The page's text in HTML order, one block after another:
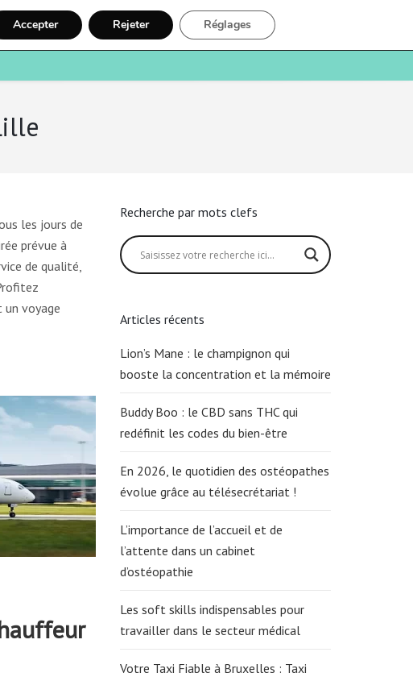
Santé Recherche Inscription
les jours de
prévue à
de qualité,
voyage
Recherche par mots clefs
Articles récents
Lion’s Mane : le champignon qui
booste la concentration et la mémoire
Buddy Boo : le CBD sans THC qui
redéfinit les codes du bien-être
En 2026, le quotidien des ostéopathes
évolue grâce au télésecrétariat !
L’importance de l’accueil et de
l’attente dans un cabinet
d’ostéopathie
Les soft skills indispensables pour
travailler dans le secteur médical
Votre Taxi Fiable à Bruxelles : Taxi
Accepter Rejeter Réglages